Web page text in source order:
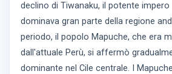
declino di Tiwanaku, il potente
dominava gran parte della regione
periodo, il popolo Mapuche, che era
dall'attuale Perù, si affermò
dominante nel Cile centrale. I